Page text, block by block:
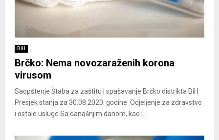
BiH
Brčko: Nema novozaraženih korona
virusom
Saopštenje Štaba za zaštitu i spašavanje Brčko distrikta BiH
Presjek stanja za 30.08.2020. godine Odjeljenje za zdravstvo
i ostale usluge Sa današnjim danom, kao i...